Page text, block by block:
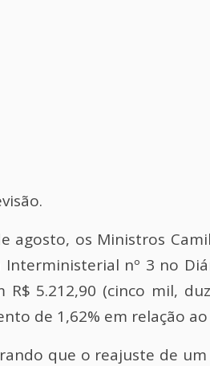
agosto, os Ministros
Interministerial nº 3 no
R$ 5.212,90 (cinco mil,
de 1,62% em relação
que o reajuste de